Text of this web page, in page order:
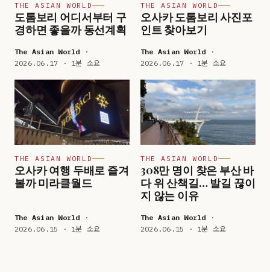
THE ASIAN WORLD
도톰보리 어디서부터 구
경하면 좋을까 동선계획
The Asian World ·
2026.06.17 · 1분 소요
THE ASIAN WORLD
오사카 도톰보리 사진포
인트 찾아보기
The Asian World ·
2026.06.17 · 1분 소요
THE ASIAN WORLD
오사카 여행 두배로 즐겨
볼까 미라클월드
The Asian World ·
2026.06.15 · 1분 소요
THE ASIAN WORLD
308만 명이 찾은 부산 바
다 위 산책길… 발길 끊이
지 않는 이유
The Asian World ·
2026.06.15 · 1분 소요